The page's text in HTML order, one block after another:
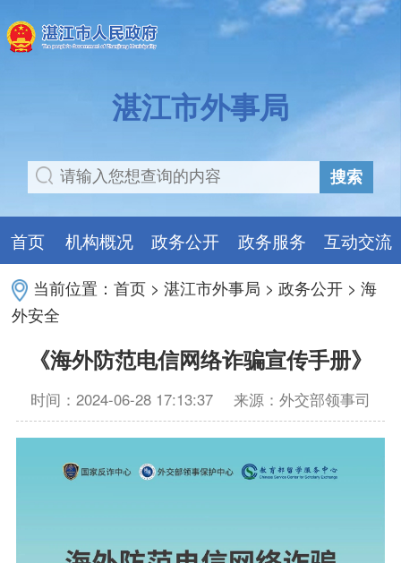
湛江市外事局
搜索
首页 机构概况 政务公开 政务服务 互动交流
当前位置：首页 >湛江市外事局 >政务公开 >海
外安全
《海外防范电信网络诈骗宣传手册》
时间：2024-06-28 17:13:37 来源：外交部领事司